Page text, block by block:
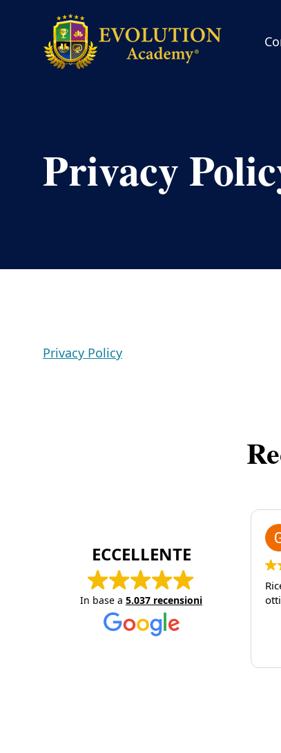
Privacy
Privacy Policy
ECCELLENTE
In base a 5.037 recensioni